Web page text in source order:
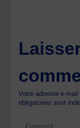
Votre adresse e-
obligatoires sont